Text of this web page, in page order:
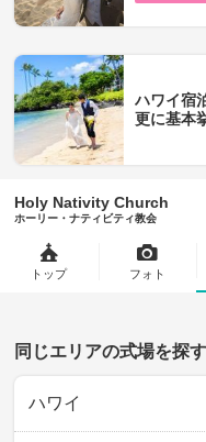
ハワイ宿
更に基本
Holy Nativity Church
ホーリー・ナティビティ教会
トップ フォト
同じエリアの式場を探す
ハワイ